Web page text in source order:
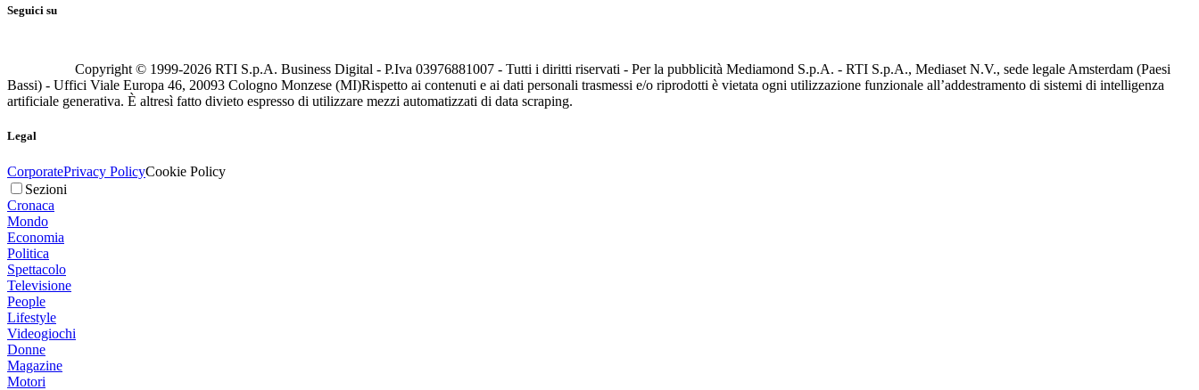
Seguici su
Copyright © 1999-2026 RTI S.p.A. Business Digital - P.Iva 03976881007 - Tutti i diritti riservati - Per la pubblicità Mediamond S.p.A. - RTI S.p.A., Mediaset N.V., sede legale Amsterdam (Paesi
Bassi) - Uffici Viale Europa 46, 20093 Cologno Monzese (MI)Rispetto ai contenuti e ai dati personali trasmessi e/o riprodotti è vietata ogni utilizzazione funzionale all’addestramento di sistemi di intelligenza
artificiale generativa. È altresì fatto divieto espresso di utilizzare mezzi automatizzati di data scraping.
Legal
CorporatePrivacy PolicyCookie Policy
Sezioni
Cronaca
Mondo
Economia
Politica
Spettacolo
Televisione
People
Lifestyle
Videogiochi
Donne
Magazine
Motori